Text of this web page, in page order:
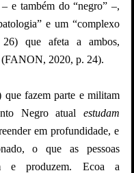
e também do “negro” –,
e um “complexo
que afeta a ambos,
(FANON, 2020, p. 24).
que fazem parte e militam
Negro atual estudam
em profundidade, e
o que as pessoas
e produzem. Ecoa a